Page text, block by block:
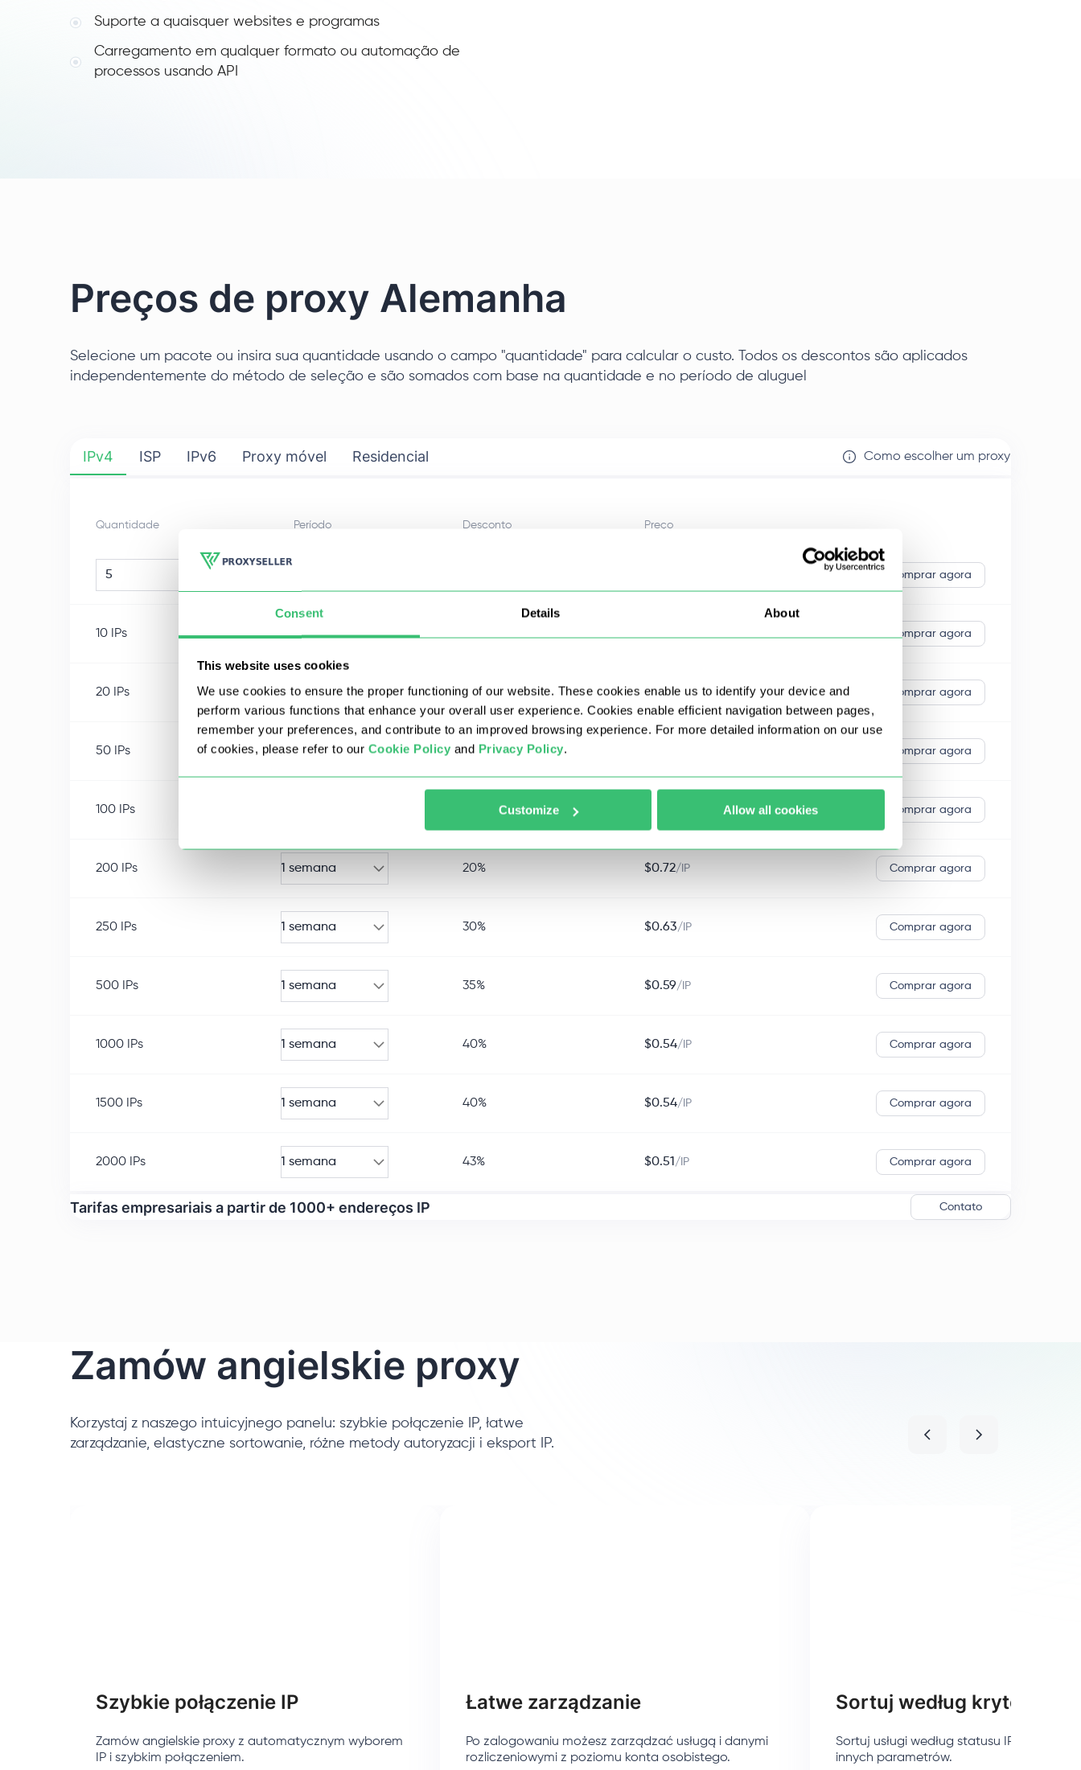
Consent Details About
This website uses cookies
We use cookies to ensure the proper functioning of our website. These cookies enable us to identify your device and
perform various functions that enhance your overall user experience. Cookies enable efficient navigation between pages,
remember your preferences, and contribute to an improved browsing experience. For more detailed information on our use
of cookies, please refer to our Cookie Policy and Privacy Policy.
Customize Allow all cookies
Suporte a quaisquer websites e programas
Carregamento em qualquer formato ou automação de
processos usando API
Preços de proxy Alemanha
Selecione um pacote ou insira sua quantidade usando o campo "quantidade" para calcular o custo. Todos os descontos são aplicados
independentemente do método de seleção e são somados com base na quantidade e no período de aluguel
IPv4 ISP IPv6 Proxy móvel Residencial Como escolher um proxy
Quantidade Período Desconto Preço
Comprar agora
10 IPs 1 semana Comprar agora
20 IPs 1 semana 5% $0.86/IP Comprar agora
50 IPs 1 semana 15% Comprar agora
100 IPs Comprar agora
200 IPs 1 semana 20% $0.72/IP Comprar agora
250 IPs 1 semana 30% $0.63/IP Comprar agora
500 IPs 1 semana 35% $0.59/IP Comprar agora
1000 IPs 1 semana 40% $0.54/IP Comprar agora
1500 IPs 1 semana 40% $0.54/IP Comprar agora
2000 IPs 1 semana 43% $0.51 /IP Comprar agora
Tarifas empresariais a partir de 1000+ endereços IP Contato
Zamów angielskie proxy
Korzystaj z naszego intuicyjnego panelu: szybkie połączenie IP, łatwe
zarządzanie, elastyczne sortowanie, różne metody autoryzacji i eksport IP.
Szybkie połączenie IP
Zamów angielskie proxy z automatycznym wyborem
IP i szybkim połączeniem.
Łatwe zarządzanie
Po zalogowaniu możesz zarządzać usługą i danymi
rozliczeniowymi z poziomu konta osobistego.
Sortuj według kryteriów
Sortuj usługi według statusu IP, kraju,
innych parametrów.